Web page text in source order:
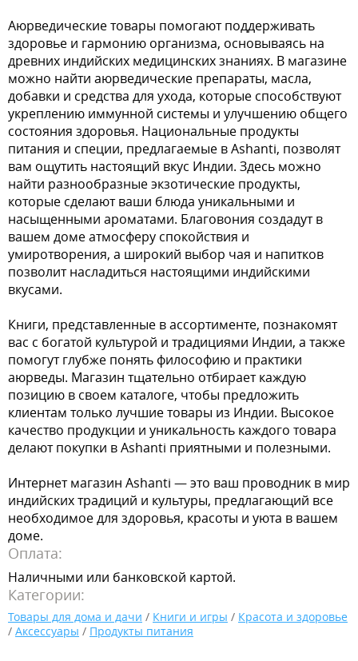
Аюрведические товары помогают поддерживать
здоровье и гармонию организма, основываясь на
древних индийских медицинских знаниях. В магазине
можно найти аюрведические препараты, масла,
добавки и средства для ухода, которые способствуют
укреплению иммунной системы и улучшению общего
состояния здоровья. Национальные продукты
питания и специи, предлагаемые в Ashanti, позволят
вам ощутить настоящий вкус Индии. Здесь можно
найти разнообразные экзотические продукты,
которые сделают ваши блюда уникальными и
насыщенными ароматами. Благовония создадут в
вашем доме атмосферу спокойствия и
умиротворения, а широкий выбор чая и напитков
позволит насладиться настоящими индийскими
вкусами.
Книги, представленные в ассортименте, познакомят
вас с богатой культурой и традициями Индии, а также
помогут глубже понять философию и практики
аюрведы. Магазин тщательно отбирает каждую
позицию в своем каталоге, чтобы предложить
клиентам только лучшие товары из Индии. Высокое
качество продукции и уникальность каждого товара
делают покупки в Ashanti приятными и полезными.
Интернет магазин Ashanti — это ваш проводник в мир
индийских традиций и культуры, предлагающий все
необходимое для здоровья, красоты и уюта в вашем
доме.
Оплата:
Наличными или банковской картой.
Категории:
Товары для дома и дачи / Книги и игры / Красота и здоровье
/ Аксессуары / Продукты питания